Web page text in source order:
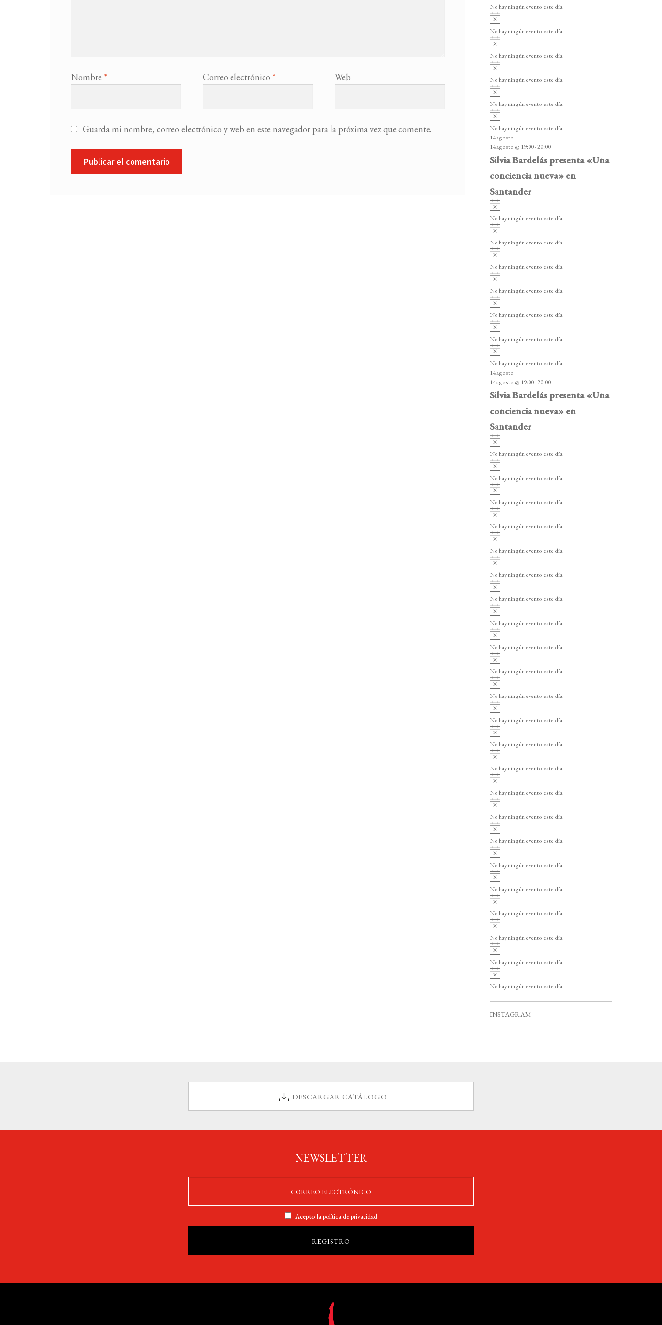
Nombre * Correo electrónico * Web
Guarda mi nombre, correo electrónico y web en este navegador para la próxima vez que comente.
e
n
t
o
s
o
i
o
No hay ningún evento este día.
v
i
o
No hay ningún evento este día.
A
v
i
o
No hay ningún evento este día.
A
v
i
o
No hay ningún evento este día.
v
i
o
No hay ningún evento este día.
v
i
s
o
No hay ningún evento este día.
14 agosto
14 agosto @ 19:00-20:00
Silvia Bardelás presenta «Una
conciencia nueva» en
Santander
v
i
o
No hay ningún evento este día.
v
i
o
No hay ningún evento este día.
v
i
o
No hay ningún evento este día.
v
i
o
No hay ningún evento este día.
v
i
o
No hay ningún evento este día.
v
i
o
No hay ningún evento este día.
v
i
s
o
No hay ningún evento este día.
14 agosto
14 agosto @ 19:00-20:00
Silvia Bardelás presenta «Una
conciencia nueva» en
Santander
A
v
i
o
No hay ningún evento este día.
A
v
i
o
No hay ningún evento este día.
v
i
o
No hay ningún evento este día.
v
i
o
No hay ningún evento este día.
v
i
o
No hay ningún evento este día.
v
i
o
No hay ningún evento este día.
v
i
o
No hay ningún evento este día.
v
i
o
No hay ningún evento este día.
v
i
o
No hay ningún evento este día.
v
i
o
No hay ningún evento este día.
A
v
i
o
No hay ningún evento este día.
A
v
i
o
No hay ningún evento este día.
A
v
i
o
No hay ningún evento este día.
v
i
o
No hay ningún evento este día.
v
i
o
No hay ningún evento este día.
v
i
o
No hay ningún evento este día.
v
i
o
No hay ningún evento este día.
v
i
o
No hay ningún evento este día.
v
i
o
No hay ningún evento este día.
v
i
o
No hay ningún evento este día.
v
i
o
No hay ningún evento este día.
A
v
i
o
No hay ningún evento este día.
A
v
i
No hay ningún evento este día.
INSTAGRAM
DESCARGAR CATÁLOGO
NEWSLETTER
Acepto lapolítica de privacidad